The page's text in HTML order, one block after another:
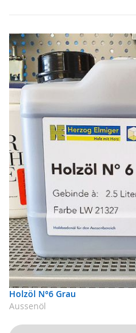
Holzöl N°6 Grau
Aussenöl